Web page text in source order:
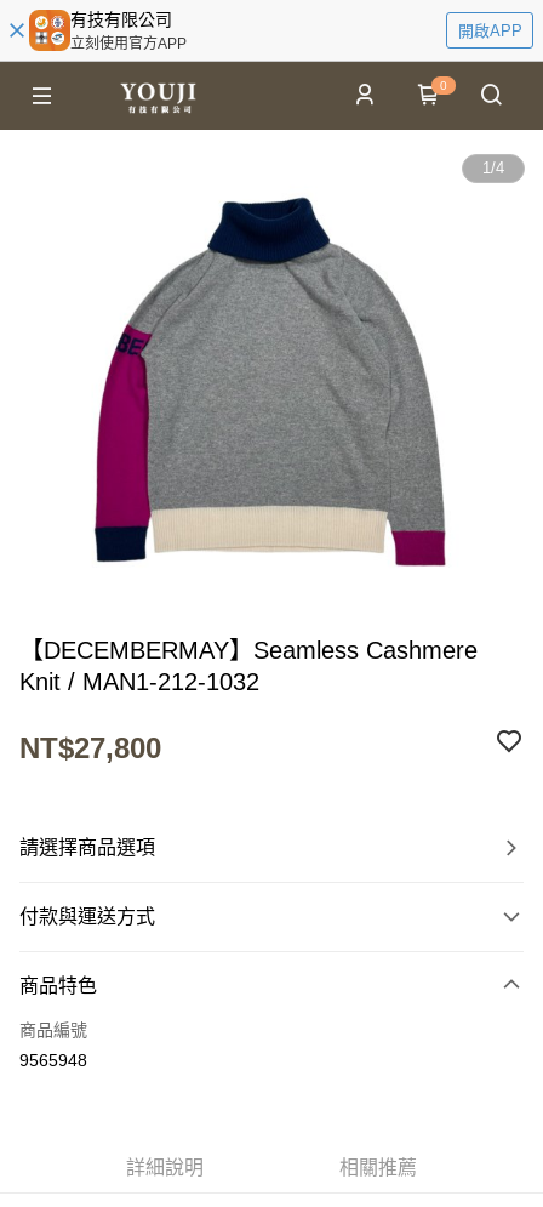
有技有限公司
立刻使用官方APP
開啟APP
0
1/4
【DECEMBERMAY】Seamless Cashmere
Knit / MAN1-212-1032
NT$27,800
請選擇商品選項
付款與運送方式
信用卡一次付款
超商取貨付款
商品特色
商品編號
9565948
詳細說明 相關推薦